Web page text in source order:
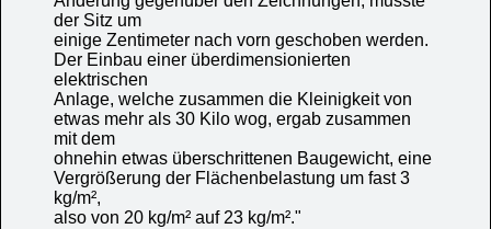
der Sitz um
einige Zentimeter nach vorn geschoben werden.
Der Einbau einer überdimensionierten
elektrischen
Anlage, welche zusammen die Kleinigkeit von
etwas mehr als 30 Kilo wog, ergab zusammen
mit dem
ohnehin etwas überschrittenen Baugewicht, eine
Vergrößerung der Flächenbelastung um fast 3
kg/m²,
also von 20 kg/m² auf 23 kg/m²."